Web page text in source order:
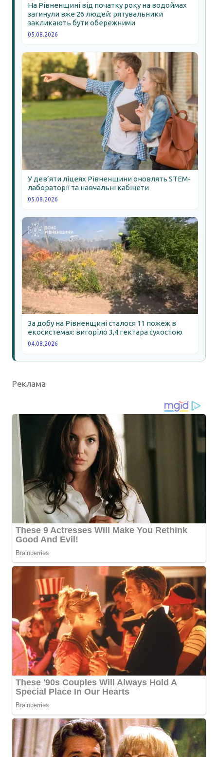
На Рівненщині від початку року на водоймах
загинули вже 26 людей: рятувальники
закликають бути обережними
05.08.2026
У дев’яти ліцеях Рівненщини оновлять STEM-
лабораторії та навчальні кабінети
05.08.2026
За добу на Рівненщині сталося 11 пожеж в
екосистемах: вигоріло 3,4 гектара сухостою
04.08.2026
Реклама